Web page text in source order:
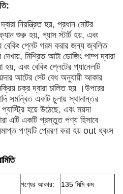
নিয়ন্ত্রিত হয়, প্রধান মোটর
শুরু হয়, গ্যাস স্টার্ট হয়, এবং
বেকিং প্লেট গরম করার জন্য জ্বলিত
মিশ্রিত আটা ডোজিং পাম্প দ্বারা
হয়, এবং বেকিং প্লেটের প্যানেলটি
আটের সেট বেধ অনুযায়ী আকার
চক্র দ্বারা চালিত হয় ।উপরের
সমন্বিত একটি চুলায় স্থানান্তর
হয়ে উঠেছে, এবং ময়দা
এটি একটি প্রস্তুত পণ্য হিসাবে
পণ্যটি প্রেরণ করা হয় out ধ্বংস
পণ্যের আকার: 135 মিমি কম